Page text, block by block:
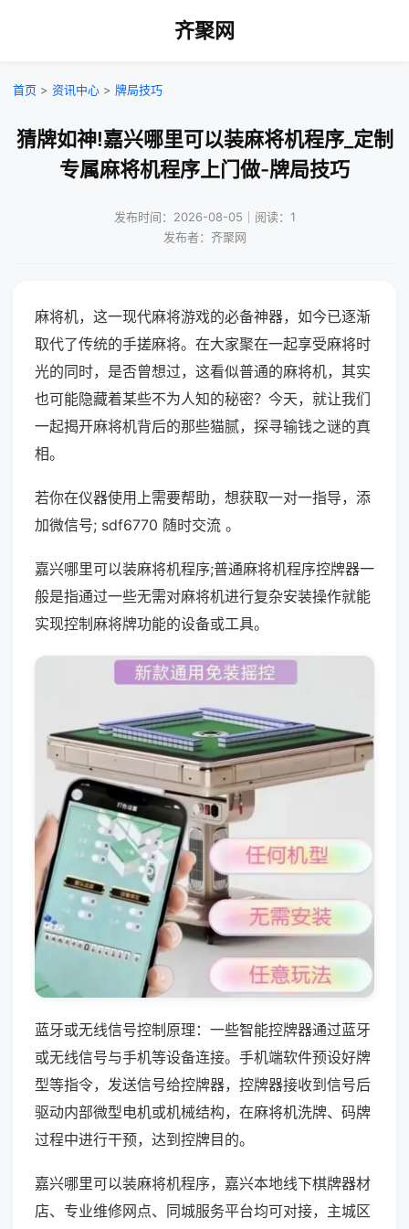
齐聚网
首页 > 资讯中心 > 牌局技巧
猜牌如神!嘉兴哪里可以装麻将机程序_定制
专属麻将机程序上门做-牌局技巧
发布时间：2026-08-05｜阅读：1
发布者：齐聚网
麻将机，这一现代麻将游戏的必备神器，如今已逐渐
取代了传统的手搓麻将。在大家聚在一起享受麻将时
光的同时，是否曾想过，这看似普通的麻将机，其实
也可能隐藏着某些不为人知的秘密？今天，就让我们
一起揭开麻将机背后的那些猫腻，探寻输钱之谜的真
相。
若你在仪器使用上需要帮助，想获取一对一指导，添
加微信号; sdf6770 随时交流 。
嘉兴哪里可以装麻将机程序;普通麻将机程序控牌器一
般是指通过一些无需对麻将机进行复杂安装操作就能
实现控制麻将牌功能的设备或工具。
蓝牙或无线信号控制原理：一些智能控牌器通过蓝牙
或无线信号与手机等设备连接。手机端软件预设好牌
型等指令，发送信号给控牌器，控牌器接收到信号后
驱动内部微型电机或机械结构，在麻将机洗牌、码牌
过程中进行干预，达到控牌目的。
嘉兴哪里可以装麻将机程序，嘉兴本地线下棋牌器材
店、专业维修网点、同城服务平台均可对接，主城区